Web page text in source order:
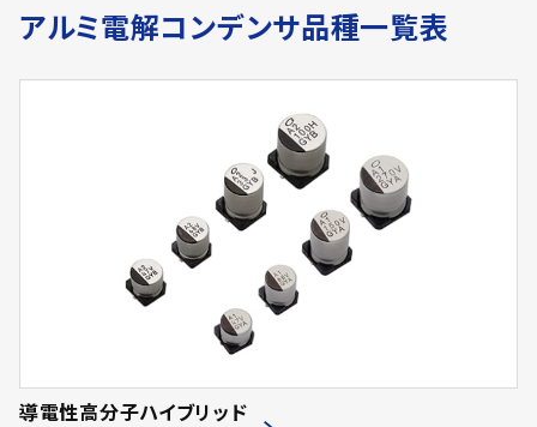
アルミ電解コンデンサ品種一覧表
導電性高分子ハイブリッド